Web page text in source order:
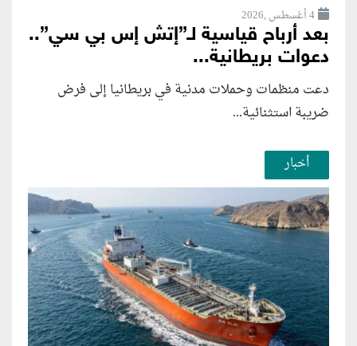
4 أغسطس ,2026
بعد أرباح قياسية لـ”إتش إس بي سي”..
دعوات بريطانية...
دعت منظمات وحملات مدنية في بريطانيا إلى فرض
ضريبة استثنائية...
أخبار